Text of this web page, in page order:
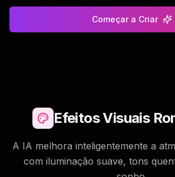
Começar a Criar
Efeitos Visuais
A IA melhora inteligentemente a
com iluminação suave, tons